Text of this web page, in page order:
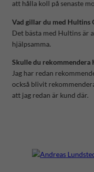
att hålla koll på senaste
Vad gillar du med Hultins
Det bästa med Hultins är
hjälpsamma.
Skulle du rekommendera
Jag har redan
också blivit
att jag redan är kund där.